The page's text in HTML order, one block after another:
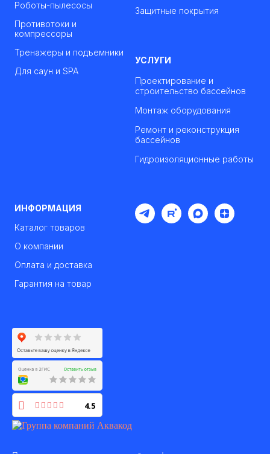
Роботы-пылесосы
Противотоки и
компрессоры
Тренажеры и подъемники
Для саун и SPA
Защитные покрытия
УСЛУГИ
Проектирование и
строительство бассейнов
Монтаж оборудования
Ремонт и реконструкция
бассейнов
Гидроизоляционные работы
ИНФОРМАЦИЯ
Каталог товаров
О компании
Оплата и доставка
Гарантия на товар
4.5